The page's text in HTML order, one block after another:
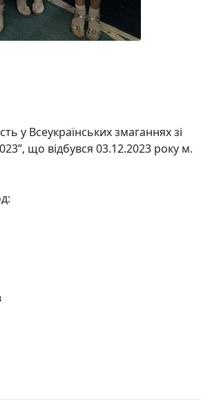
у Всеукраїнських змаганнях зі
що відбувся 03.12.2023 року м.